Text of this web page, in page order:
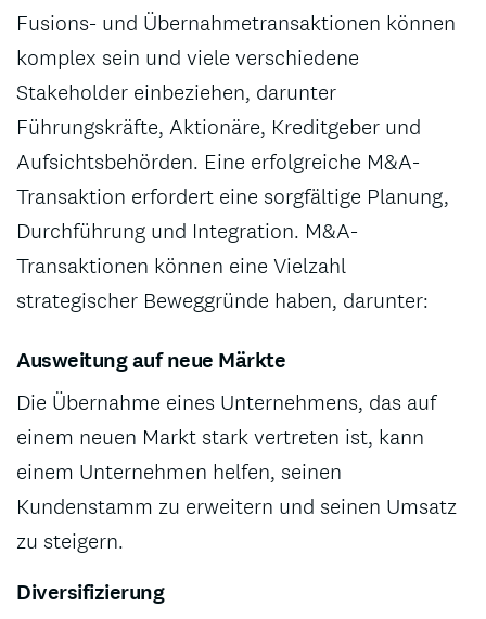
Fusions- und Übernahmetransaktionen können
komplex sein und viele verschiedene
Stakeholder einbeziehen, darunter
Führungskräfte, Aktionäre, Kreditgeber und
Aufsichtsbehörden. Eine erfolgreiche M&A-
Transaktion erfordert eine sorgfältige Planung,
Durchführung und Integration. M&A-
Transaktionen können eine Vielzahl
strategischer Beweggründe haben, darunter:
Ausweitung auf neue Märkte
Die Übernahme eines Unternehmens, das auf
einem neuen Markt stark vertreten ist, kann
einem Unternehmen helfen, seinen
Kundenstamm zu erweitern und seinen Umsatz
zu steigern.
Diversifizierung